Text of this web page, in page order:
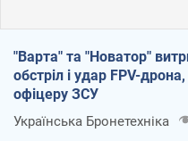
"Варта" та "Новатор"
обстріл і удар FPV-
офіцеру ЗСУ
Українська Бронетехніка